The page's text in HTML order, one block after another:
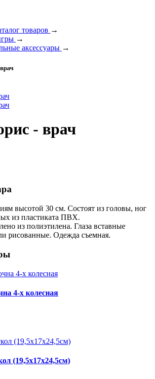
товаров →
→
аксессуары →
- врач
высотой 30 см. Состоят из головы, ног
из пластиката ПВХ.
из полиэтилена. Глаза вставные
рисованные. Одежда съемная.
4-х колесная
(19,5х17х24,5см)